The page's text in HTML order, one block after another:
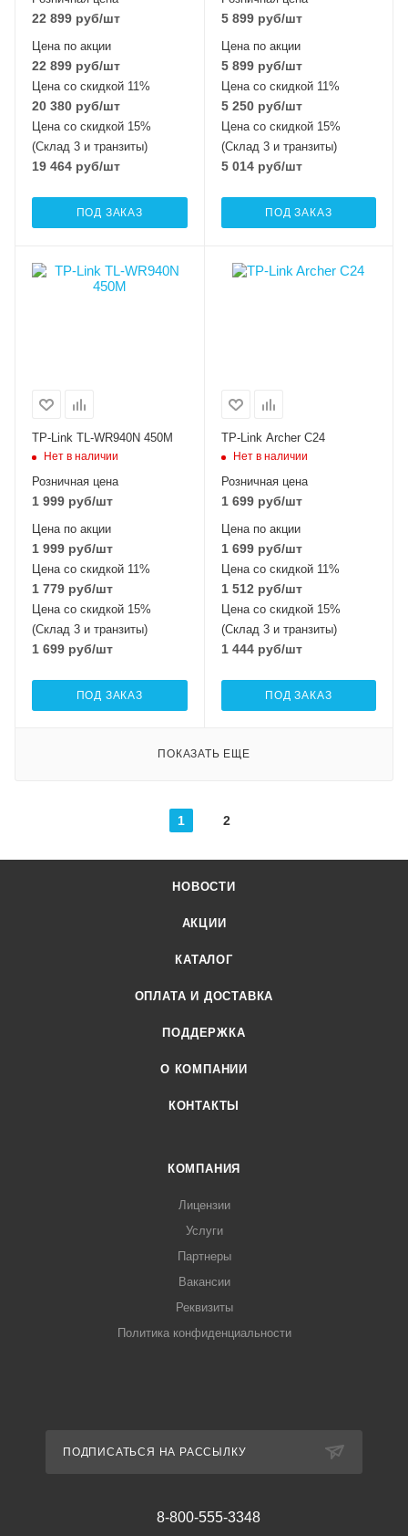
22 899 руб/шт
Цена по акции
22 899 руб/шт
Цена со скидкой 11%
20 380 руб/шт
Цена со скидкой 15%
(Склад 3 и транзиты)
19 464 руб/шт
ПОД ЗАКАЗ
5 899руб/шт
Цена по акции
5 899руб/шт
Цена со скидкой 11%
5 250руб/шт
Цена со скидкой 15%
(Склад 3 и транзиты)
5 014руб/шт
ПОД ЗАКАЗ
TP-Link TL-WR940N 450M
Нет в наличии
Розничная цена
1 999 руб/шт
Цена по акции
1 999 руб/шт
Цена со скидкой 11%
1 779 руб/шт
Цена со скидкой 15%
(Склад 3 и транзиты)
1 699 руб/шт
ПОД ЗАКАЗ
TP-Link Archer C24
Нет в наличии
Розничная цена
1 699руб/шт
Цена по акции
1 699руб/шт
Цена со скидкой 11%
1 512 руб/шт
Цена со скидкой 15%
(Склад 3 и транзиты)
1 444руб/шт
ПОД ЗАКАЗ
ПОКАЗАТЬ ЕЩЕ
1 2
НОВОСТИ
АКЦИИ
КАТАЛОГ
ОПЛАТА И ДОСТАВКА
ПОДДЕРЖКА
О КОМПАНИИ
КОНТАКТЫ
КОМПАНИЯ
Лицензии
Услуги
Партнеры
Вакансии
Реквизиты
Политика конфиденциальности
ПОДПИСАТЬСЯ НА РАССЫЛКУ
8-800-555-3348